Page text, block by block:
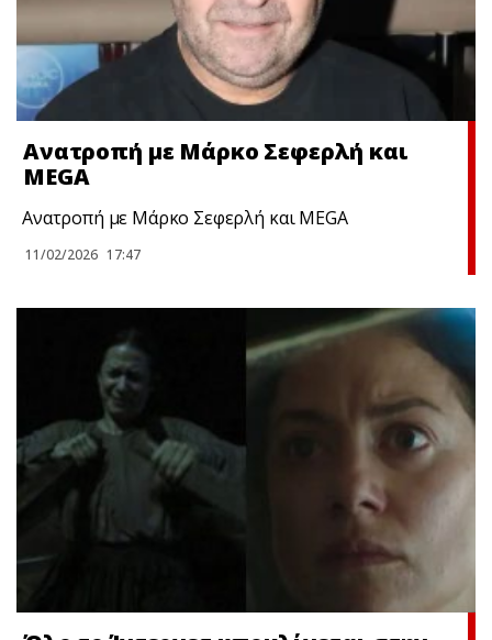
Ανατροπή με Μάρκο Σεφερλή και
MEGA
Ανατροπή με Μάρκο Σεφερλή και MEGA
11/02/2026 17:47